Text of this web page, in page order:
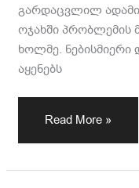
გარდაცვლილ
ოჯახში პრობლემის
ხოლმე. ნებისმიერი
აყენებს
Read More »